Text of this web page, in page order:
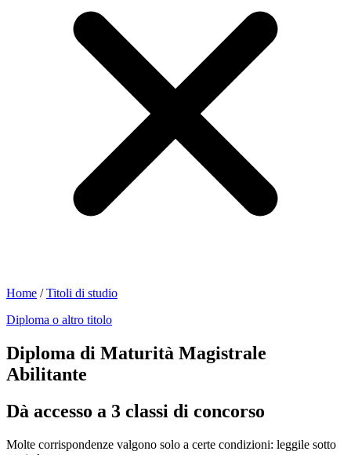
Home /Titoli di studio
Diploma o altro titolo
Diploma di Maturità Magistrale
Abilitante
Dà accesso a 3 classi di concorso
Molte corrispondenze valgono solo a certe condizioni: leggile sotto